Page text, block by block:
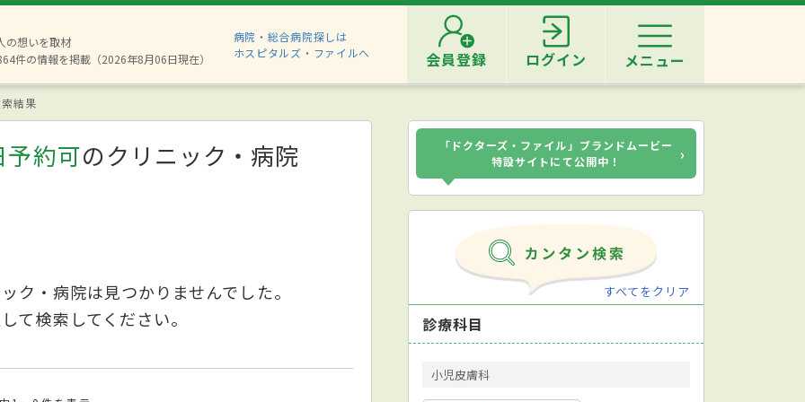
の想いを取材
件の情報を掲載（2026年8月06日現在）
病院・総合病院探しは
ホスピタルズ・ファイルへ
会員登録 ログイン メニュー
結果
約可のクリニック・病院
ク・病院は見つかりませんでした。
て検索してください。
「ドクターズ・ファイル」ブランドムービー
特設サイトにて公開中！
›
すべてをクリア
診療科目
小児皮膚科